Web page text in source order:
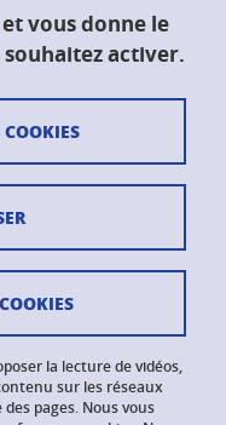
vous donne le
activer.
la lecture de vidéos,
sur les réseaux
pages. Nous vous
COOKIES